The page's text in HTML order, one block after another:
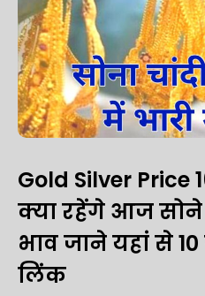
Gold Silver Price
क्या रहेंगे आज सोने
भाव जाने यहां से 10
लिंक